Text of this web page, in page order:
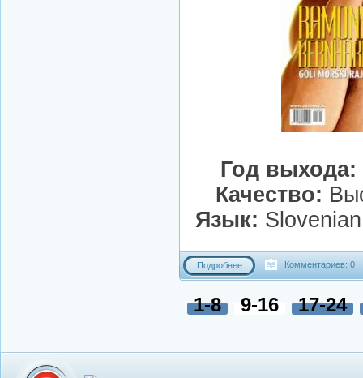
Год выхода:
Качество:
Язык:
Подробнее Комментариев: 0
1-8 9-16 17-24